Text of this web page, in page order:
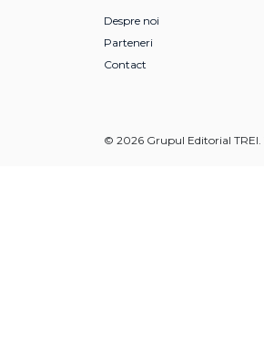
Despre noi
Parteneri
Contact
© 2026 Grupul Editorial TREI.